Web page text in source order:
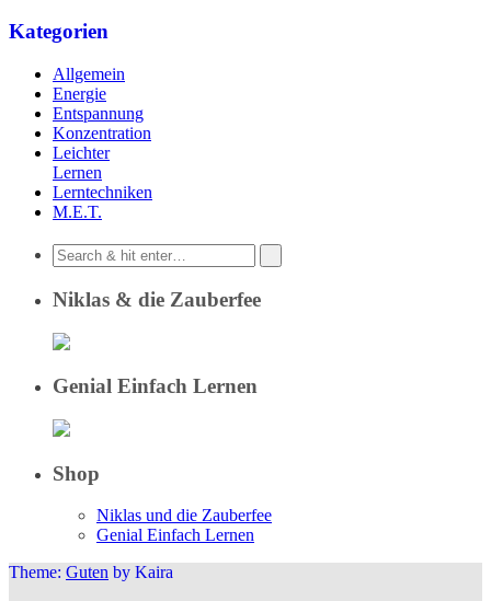
Kategorien
Allgemein
Energie
Entspannung
Konzentration
Leichter
Lernen
Lerntechniken
M.E.T.
Niklas & die Zauberfee
Genial Einfach Lernen
Shop
Niklas und die Zauberfee
Genial Einfach Lernen
Theme: Guten by Kaira